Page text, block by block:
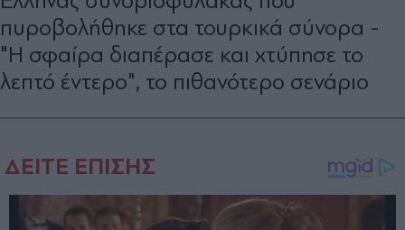
πυροβολήθηκε στα τουρκικά σύνορα -
"Η σφαίρα διαπέρασε και χτύπησε το
λεπτό έντερο", το πιθανότερο σενάριο